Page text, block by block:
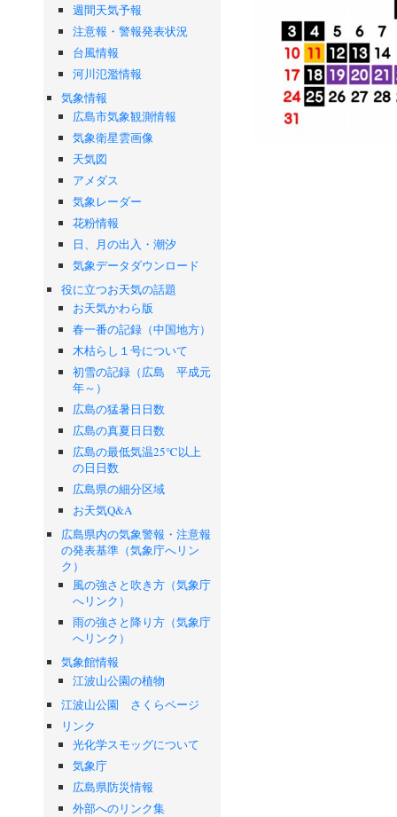
週間天気予報
注意報・警報発表状況
台風情報
河川氾濫情報
気象情報
広島市気象観測情報
気象衛星雲画像
天気図
アメダス
気象レーダー
花粉情報
日、月の出入・潮汐
気象データダウンロード
役に立つお天気の話題
お天気かわら版
春一番の記録（中国地方）
木枯らし１号について
初雪の記録（広島 平成元
年～）
広島の猛暑日日数
広島の真夏日日数
広島の最低気温25℃以上
の日日数
広島県の細分区域
お天気Q&A
広島県内の気象警報・注意報
の発表基準（気象庁へリン
ク）
風の強さと吹き方（気象庁
へリンク）
雨の強さと降り方（気象庁
へリンク）
気象館情報
江波山公園の植物
江波山公園 さくらページ
リンク
光化学スモッグについて
気象庁
広島県防災情報
外部へのリンク集